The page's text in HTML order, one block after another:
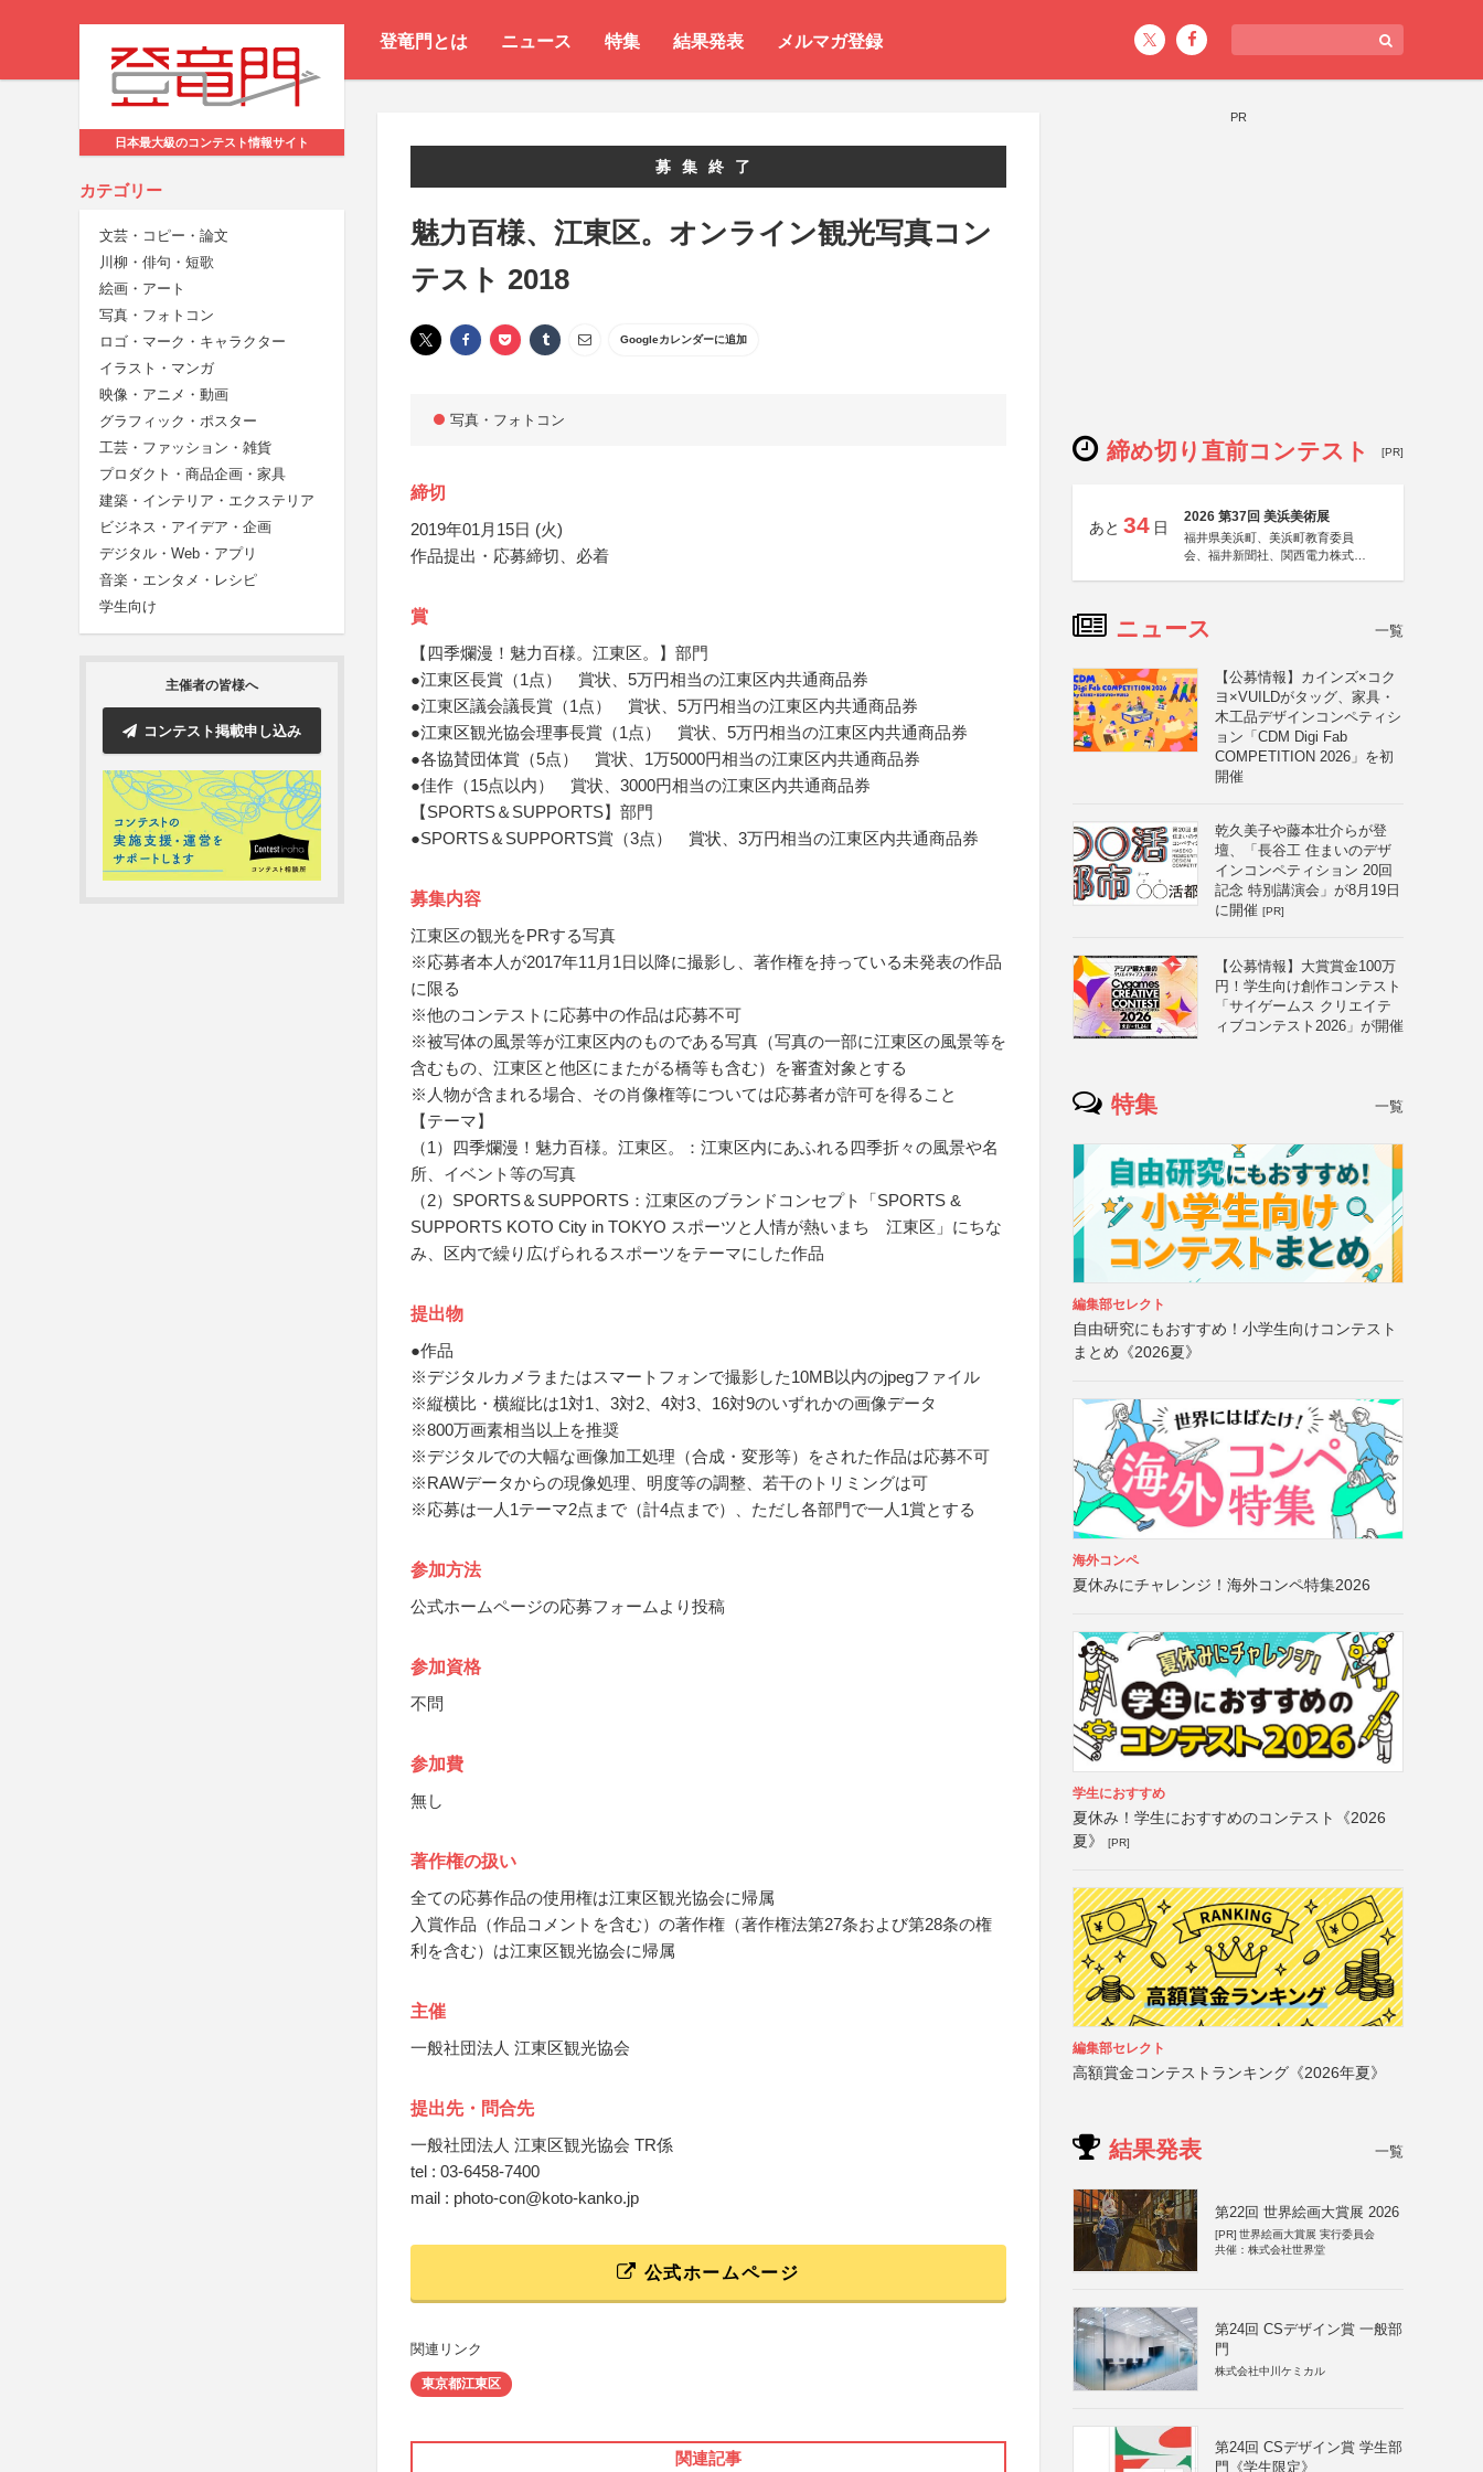
登竜門とは ニュース 特集 結果発表 メルマガ登録
日本最大級のコンテスト情報サイト
カテゴリー
文芸・コピー・論文
川柳・俳句・短歌
絵画・アート
写真・フォトコン
ロゴ・マーク・キャラクター
イラスト・マンガ
映像・アニメ・動画
グラフィック・ポスター
工芸・ファッション・雑貨
プロダクト・商品企画・家具
建築・インテリア・エクステリア
ビジネス・アイデア・企画
デジタル・Web・アプリ
音楽・エンタメ・レシピ
学生向け
主催者の皆様へ
コンテスト掲載申し込み
募集終了
魅力百様、江東区。オンライン観光写真コン
テスト 2018
Googleカレンダーに追加
写真・フォトコン
締切
2019年01月15日 (火)
作品提出・応募締切、必着
賞
【四季爛漫！魅力百様。江東区。】部門
●江東区長賞（1点） 賞状、5万円相当の江東区内共通商品券
●江東区議会議長賞（1点） 賞状、5万円相当の江東区内共通商品券
●江東区観光協会理事長賞（1点） 賞状、5万円相当の江東区内共通商品券
●各協賛団体賞（5点） 賞状、1万5000円相当の江東区内共通商品券
●佳作（15点以内） 賞状、3000円相当の江東区内共通商品券
【SPORTS＆SUPPORTS】部門
●SPORTS＆SUPPORTS賞（3点） 賞状、3万円相当の江東区内共通商品券
募集内容
江東区の観光をPRする写真
※応募者本人が2017年11月1日以降に撮影し、著作権を持っている未発表の作品
に限る
※他のコンテストに応募中の作品は応募不可
※被写体の風景等が江東区内のものである写真（写真の一部に江東区の風景等を
含むもの、江東区と他区にまたがる橋等も含む）を審査対象とする
※人物が含まれる場合、その肖像権等については応募者が許可を得ること
【テーマ】
（1）四季爛漫！魅力百様。江東区。：江東区内にあふれる四季折々の風景や名
所、イベント等の写真
（2）SPORTS＆SUPPORTS：江東区のブランドコンセプト「SPORTS &
SUPPORTS KOTO City in TOKYO スポーツと人情が熱いまち 江東区」にちな
み、区内で繰り広げられるスポーツをテーマにした作品
提出物
●作品
※デジタルカメラまたはスマートフォンで撮影した10MB以内のjpegファイル
※縦横比・横縦比は1対1、3対2、4対3、16対9のいずれかの画像データ
※800万画素相当以上を推奨
※デジタルでの大幅な画像加工処理（合成・変形等）をされた作品は応募不可
※RAWデータからの現像処理、明度等の調整、若干のトリミングは可
※応募は一人1テーマ2点まで（計4点まで）、ただし各部門で一人1賞とする
参加方法
公式ホームページの応募フォームより投稿
参加資格
不問
参加費
無し
著作権の扱い
全ての応募作品の使用権は江東区観光協会に帰属
入賞作品（作品コメントを含む）の著作権（著作権法第27条および第28条の権
利を含む）は江東区観光協会に帰属
主催
一般社団法人 江東区観光協会
提出先・問合先
一般社団法人 江東区観光協会 TR係
tel : 03-6458-7400
mail : photo-con@koto-kanko.jp
公式ホームページ
関連リンク
東京都江東区
関連記事
PR
締め切り直前コンテスト [PR]
あと 34 日
2026 第37回 美浜美術展
福井県美浜町、美浜町教育委員
会、福井新聞社、関西電力株式会
ニュース 一覧
【公募情報】カインズ×コク
ヨ×VUILDがタッグ、家具・
木工品デザインコンペティシ
ョン「CDM Digi Fab
COMPETITION 2026」を初
開催
乾久美子や藤本壮介らが登
壇、「長谷工 住まいのデザ
インコンペティション 20回
記念 特別講演会」が8月19日
に開催 [PR]
【公募情報】大賞賞金100万
円！学生向け創作コンテスト
「サイゲームス クリエイテ
ィブコンテスト2026」が開催
特集 一覧
編集部セレクト
自由研究にもおすすめ！小学生向けコンテスト
まとめ《2026夏》
海外コンペ
夏休みにチャレンジ！海外コンペ特集2026
学生におすすめ
夏休み！学生におすすめのコンテスト《2026
夏》
[PR]
編集部セレクト
高額賞金コンテストランキング《2026年夏》
結果発表 一覧
第22回 世界絵画大賞展 2026
[PR] 世界絵画大賞展 実行委員会
共催：株式会社世界堂
第24回 CSデザイン賞 一般部
門
株式会社中川ケミカル
第24回 CSデザイン賞 学生部
門《学生限定》